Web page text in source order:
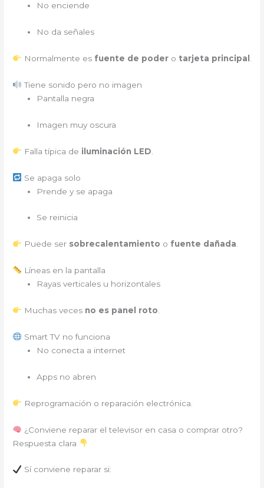
No enciende
No da señales
Normalmente es fuente de podero tarjeta principal
Tiene sonido pero no imagen
Pantalla negra
Imagen muy oscura
Falla típica de iluminación LED
Se apaga solo
Prende y se apaga
Se reinicia
Puede ser sobrecalentamiento o fuente dañada.
Líneas en la pantalla
Rayas verticales u horizontales
Muchas veces no es panel roto
Smart TV no funciona
No conecta a internet
Apps no abren
Reprogramación o reparación electrónica.
¿Conviene reparar el televisor en casa o comprar otro?
Respuesta clara
Sí conviene reparar si: